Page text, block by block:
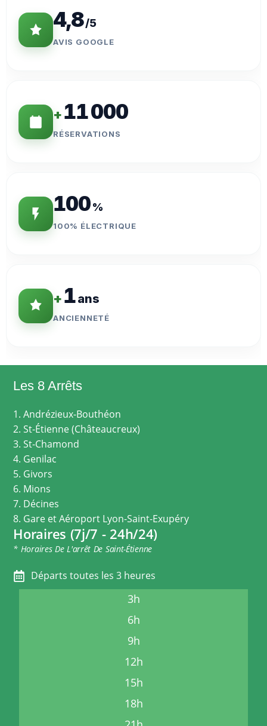
4,8/5
AVIS GOOGLE
+11 000
RÉSERVATIONS
100%
100% ÉLECTRIQUE
+1ans
ANCIENNETÉ
Les 8 Arrêts
1. Andrézieux-Bouthéon
2. St-Étienne (Châteaucreux)
3. St-Chamond
4. Genilac
5. Givors
6. Mions
7. Décines
8. Gare et Aéroport Lyon-Saint-Exupéry
Horaires (7j/7 - 24h/24)
* Horaires De L'arrêt De Saint-Étienne
Départs toutes les 3 heures
3h
6h
9h
12h
15h
18h